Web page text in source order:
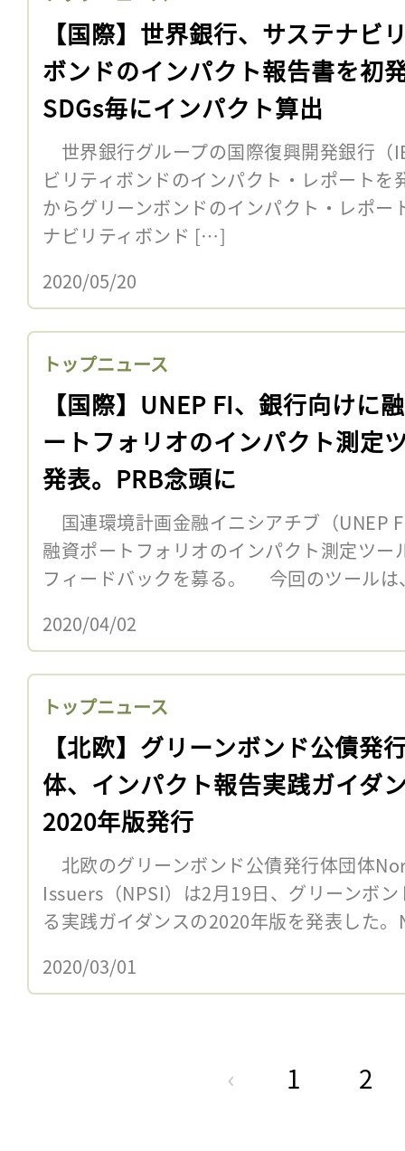
【国際】世界銀行、サステナビ
ボンドのインパクト報告書を初
SDGs毎にインパクト算出
世界銀行グループの国際復興開発銀行（
ビリティボンドのインパクト・レポートを
からグリーンボンドのインパクト・レポー
ナビリティボンド […]
2020/05/20
トップニュース
【国際】UNEP FI、銀行向けに
ートフォリオのインパクト測定
発表。PRB念頭に
国連環境計画金融イニシアチブ（UNEP
融資ポートフォリオのインパクト測定ツ
フィードバックを募る。 今回のツールは
2020/04/02
トップニュース
【北欧】グリーンボンド公債発
体、インパクト報告実践ガイダ
2020年版発行
北欧のグリーンボンド公債発行体団体
Issuers（NPSI）は2月19日、グリーンボ
る実践ガイダンスの2020年版を発表した
2020/03/01
1 2